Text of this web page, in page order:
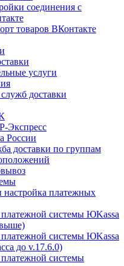
соединения с
товаров ВКонтакте
услуги
доставки
Экспресс
России
доставки по группам
настройка платежных
системы ЮKassa
системы ЮKassa
до v.17.6.0)
системы